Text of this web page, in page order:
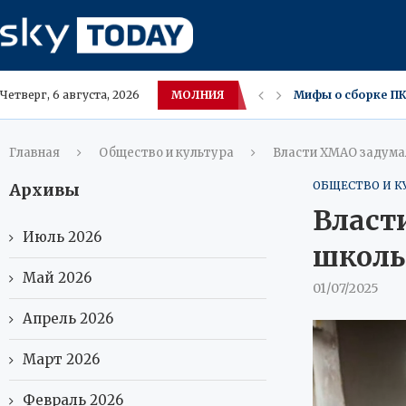
Четверг, 6 августа, 2026 МОЛНИЯ Мифы о сборке
Новый iPhone
В Амурской
Москва ожидает
Московские
Саванна и
Югра меняет
В ХМАО засняли
Главная Общество и культура Власти ХМАО
ОБЩЕСТВО И
01/07/2025
Архивы
Июль 2026
Май 2026
Апрель 2026
Март 2026
Февраль 2026